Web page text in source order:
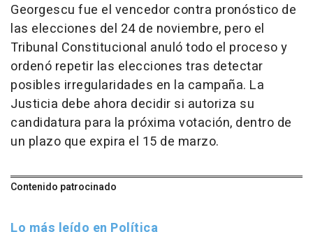
Georgescu fue el vencedor contra pronóstico de
las elecciones del 24 de noviembre, pero el
Tribunal Constitucional anuló todo el proceso y
ordenó repetir las elecciones tras detectar
posibles irregularidades en la campaña. La
Justicia debe ahora decidir si autoriza su
candidatura para la próxima votación, dentro de
un plazo que expira el 15 de marzo.
Contenido patrocinado